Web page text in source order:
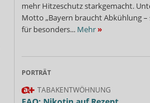
mehr Hitzeschutz starkgemacht.
Motto „Bayern braucht Abkühlung –
für besonders... Mehr»
PORTRÄT
TABAKENTWÖHNUNG